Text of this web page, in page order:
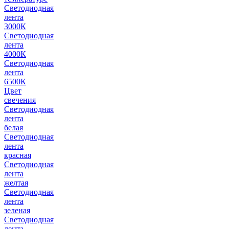
Светодиодная
лента
3000К
Светодиодная
лента
4000К
Светодиодная
лента
6500К
Цвет
свечения
Светодиодная
лента
белая
Светодиодная
лента
красная
Светодиодная
лента
желтая
Светодиодная
лента
зеленая
Светодиодная